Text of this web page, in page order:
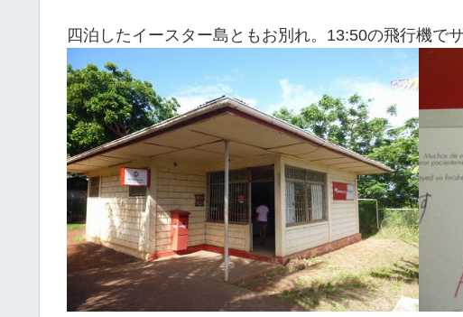
四泊したイースター島ともお別れ。13:50の飛行機で